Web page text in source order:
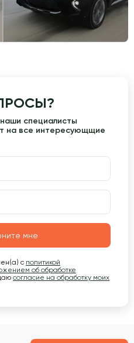
специалисты
на все интересующщие
мне
с политикой
об обработке
согласие на обработку моих